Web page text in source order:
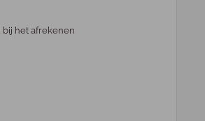
bij het afrekenen